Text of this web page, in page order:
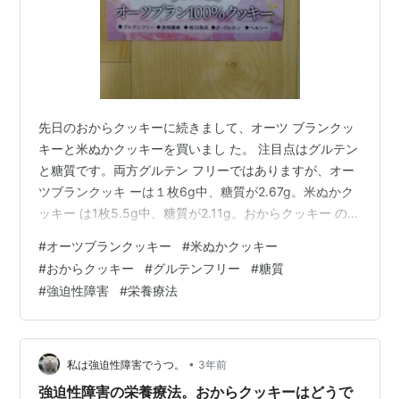
先日のおからクッキーに続きまして、オーツ ブランクッ
キーと米ぬかクッキーを買いまし た。 注目点はグルテン
と糖質です。両方グルテン フリーではありますが、オー
ツブランクッキ ーは１枚6g中、糖質が2.67g。米ぬかク
ッキー は1枚5.5g中、糖質が2.11g。おからクッキー の1
さい糖が使われているので、普通 に甘いです。 やはり糖
質が多いので、積極的には食べられ ません。どうしても
パンにバターをつけて食 べたい、というときに少量食べ
るくらいが良 いと思います。 その後、もっと糖質の少な
い、おからクラッ カーのようなものがないか探してい…
#オーツブランクッキー #米ぬかクッキー
#おからクッキー #グルテンフリー #糖質
#強迫性障害 #栄養療法
私は強迫性障害でうつ。 • 3年前
強迫性障害の栄養療法。おからクッキーはどうで